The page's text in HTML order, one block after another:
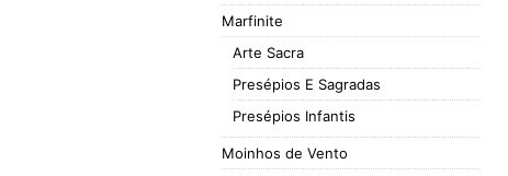
Marfinite
Arte Sacra
Presépios E Sagradas
Presépios Infantis
Moinhos de Vento